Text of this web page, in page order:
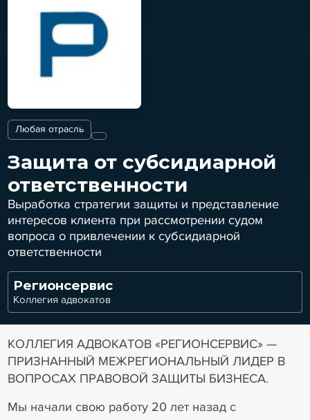
Любая отрасль
Защита от субсидиарной
ответственности
Выработка стратегии защиты и представление
интересов клиента при рассмотрении судом
вопроса о привлечении к субсидиарной
ответственности
Регионсервис
Коллегия адвокатов
КОЛЛЕГИЯ АДВОКАТОВ «РЕГИОНСЕРВИС» —
ПРИЗНАННЫЙ МЕЖРЕГИОНАЛЬНЫЙ ЛИДЕР В
ВОПРОСАХ ПРАВОВОЙ ЗАЩИТЫ БИЗНЕСА.
Мы начали свою работу 20 лет назад с